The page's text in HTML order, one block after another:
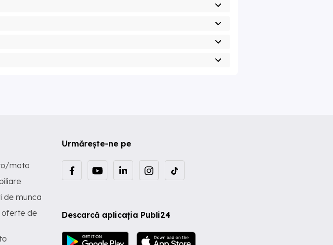
Urmărește-ne pe
Descarcă aplicația Publi24
moto
de munca
oferte de